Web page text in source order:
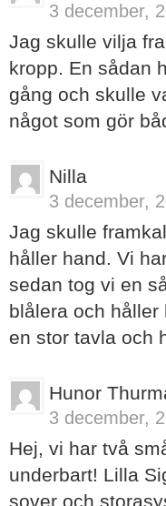
3 december,
Jag skulle vilja
kropp. En sådan
gång och skulle
något som gör
Nilla
3 december,
Jag skulle
håller hand. Vi
sedan tog vi en
blålera och
en stor tavla och
Hunor
3 december,
Hej, vi har två
underbart! Lilla
sover och